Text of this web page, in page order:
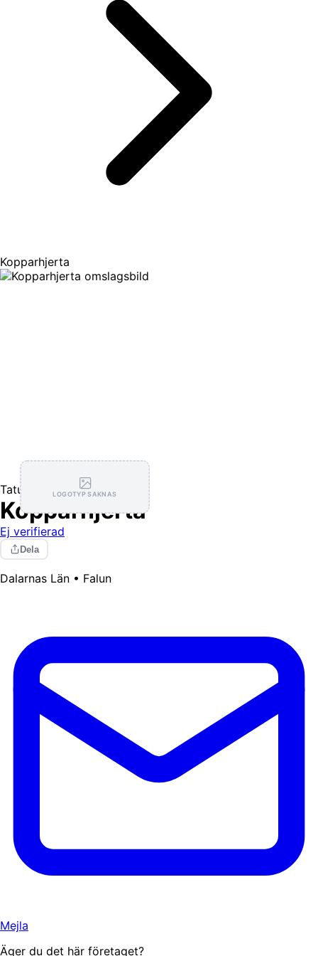
Kopparhjerta
LOGOTYP SAKNAS
Tatuerare
Kopparhjerta
Ej verifierad
Dela
Dalarnas Län • Falun
Mejla
Äger du det här företaget?